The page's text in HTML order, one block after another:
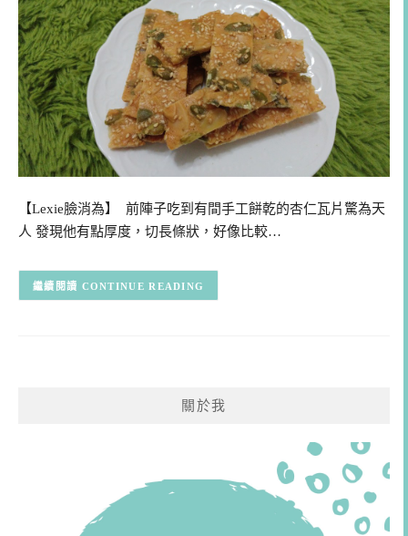
【Lexie臉消為】 前陣子吃到有間手工餅乾的杏仁瓦片驚為天
人 發現他有點厚度，切長條狀，好像比較…
CONTINUE READING
關於我